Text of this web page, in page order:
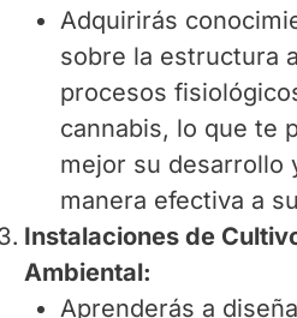
Adquirirás
sobre la estructura
procesos
cannabis, lo que te
mejor su desarrollo
manera efectiva a
Instalaciones de
Ambiental:
Aprenderás a